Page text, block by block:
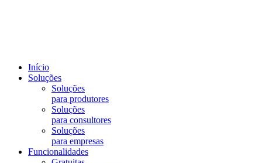
Início
Soluções
Soluções
para produtores
Soluções
para consultores
Soluções
para empresas
Funcionalidades